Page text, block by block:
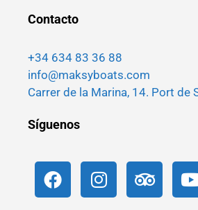
Contacto
+34 634 83 36 88
info@maksyboats.com
Carrer de la Marina, 14. Port de
Síguenos